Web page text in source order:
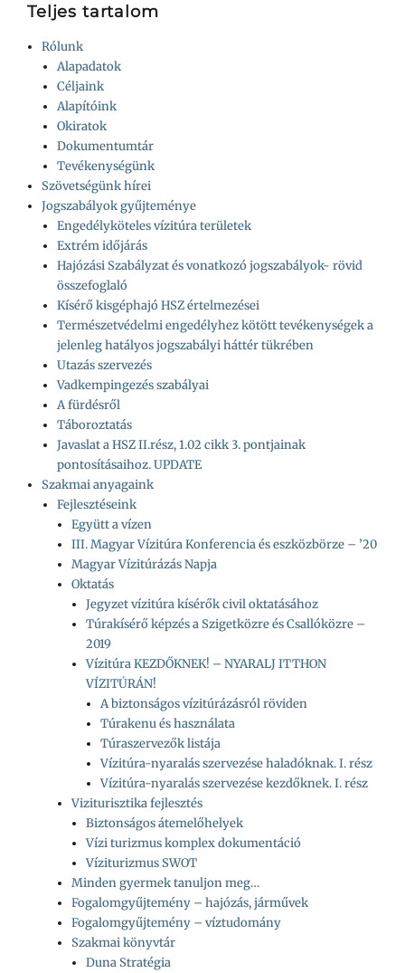
Teljes tartalom
Rólunk
Alapadatok
Céljaink
Alapítóink
Okiratok
Dokumentumtár
Tevékenységünk
Szövetségünk hírei
Jogszabályok gyűjteménye
Engedélyköteles vízitúra területek
Extrém időjárás
Hajózási Szabályzat és vonatkozó jogszabályok- rövid
összefoglaló
Kísérő kisgéphajó HSZ értelmezései
Természetvédelmi engedélyhez kötött tevékenységek a
jelenleg hatályos jogszabályi háttér tükrében
Utazás szervezés
Vadkempingezés szabályai
A fürdésről
Táboroztatás
Javaslat a HSZ II.rész, 1.02 cikk 3. pontjainak
pontosításaihoz. UPDATE
Szakmai anyagaink
Fejlesztéseink
Együtt a vízen
III. Magyar Vízitúra Konferencia és eszközbörze – ’20
Magyar Vízitúrázás Napja
Oktatás
Jegyzet vízitúra kísérők civil oktatásához
Túrakísérő képzés a Szigetközre és Csallóközre –
2019
Vízitúra KEZDŐKNEK! – NYARALJ ITTHON
VÍZITÚRÁN!
A biztonságos vízitúrázásról röviden
Túrakenu és használata
Túraszervezők listája
Vízitúra-nyaralás szervezése haladóknak. I. rész
Vízitúra-nyaralás szervezése kezdőknek. I. rész
Viziturisztika fejlesztés
Biztonságos átemelőhelyek
Vízi turizmus komplex dokumentáció
Víziturizmus SWOT
Minden gyermek tanuljon meg…
Fogalomgyűjtemény – hajózás, járművek
Fogalomgyűjtemény – víztudomány
Szakmai könyvtár
Duna Stratégia